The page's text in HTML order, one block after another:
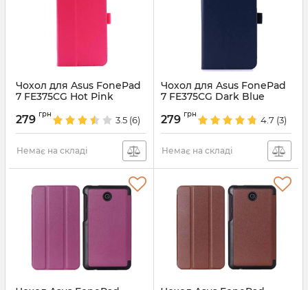
Чохол для Asus FonePad
7 FE375CG Hot Pink
279 грн
3.5 (6)
Немає на складі
Чохол для Asus FonePad
7 FE375CG Dark Blue
279 грн
4.7 (3)
Немає на складі